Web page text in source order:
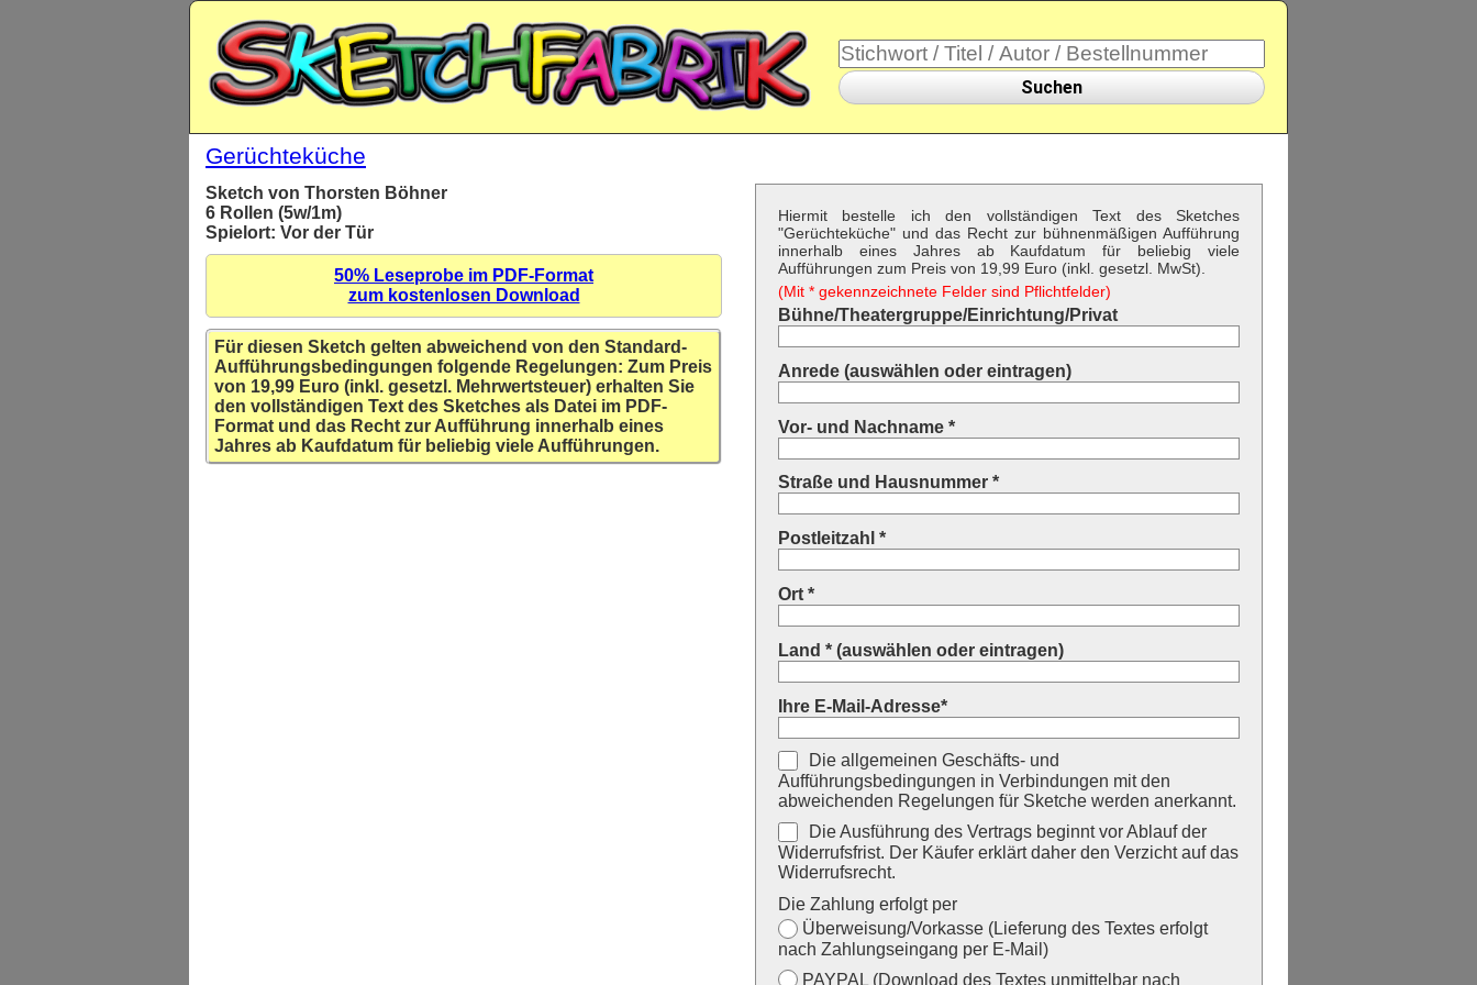
Suchen
Gerüchteküche
Sketch von Thorsten Böhner
6 Rollen (5w/1m)
Spielort: Vor der Tür
50% Leseprobe im PDF-Format
zum kostenlosen Download
Für diesen Sketch gelten abweichend von den Standard-
Aufführungsbedingungen folgende Regelungen: Zum Preis
von 19,99 Euro (inkl. gesetzl. Mehrwertsteuer) erhalten Sie
den vollständigen Text des Sketches als Datei im PDF-
Format und das Recht zur Aufführung innerhalb eines
Jahres ab Kaufdatum für beliebig viele Aufführungen.
Hiermit bestelle ich den vollständigen Text des Sketches
"Gerüchteküche" und das Recht zur bühnenmäßigen Aufführung
innerhalb eines Jahres ab Kaufdatum für beliebig viele
Aufführungen zum Preis von 19,99 Euro (inkl. gesetzl. MwSt).
(Mit * gekennzeichnete Felder sind Pflichtfelder)
Bühne/Theatergruppe/Einrichtung/Privat
Anrede (auswählen oder eintragen)
Vor- und Nachname *
Straße und Hausnummer *
Postleitzahl *
Ort *
Land * (auswählen oder eintragen)
Ihre E-Mail-Adresse*
Die allgemeinen Geschäfts- und
Aufführungsbedingungen in Verbindungen mit den
abweichenden Regelungen für Sketche werden anerkannt.
Die Ausführung des Vertrags beginnt vor Ablauf der
Widerrufsfrist. Der Käufer erklärt daher den Verzicht auf das
Widerrufsrecht.
Die Zahlung erfolgt per
Überweisung/Vorkasse (Lieferung des Textes erfolgt
nach Zahlungseingang per E-Mail)
PAYPAL (Download des Textes unmittelbar nach